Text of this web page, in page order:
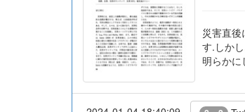
災害直
す.しか
明らか